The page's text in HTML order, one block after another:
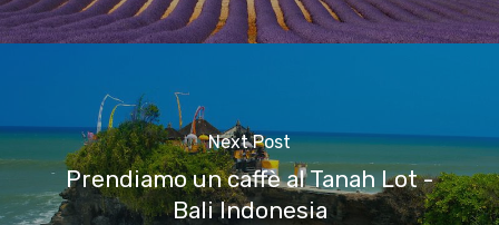
Next Post
Prendiamo un caffè al Tanah Lot -
Bali Indonesia